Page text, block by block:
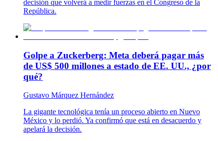
decisión que volverá a medir fuerzas en el Congreso de la
República.
Golpe a Zuckerberg: Meta deberá pagar más
de US$ 500 millones a estado de EE. UU., ¿por
qué?
Gustavo Márquez Hernández
La gigante tecnológica tenía un proceso abierto en Nuevo
México y lo perdió. Ya confirmó que está en desacuerdo y
apelará la decisión.